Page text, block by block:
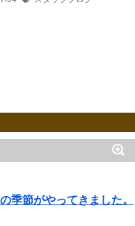
季節がやってきました。